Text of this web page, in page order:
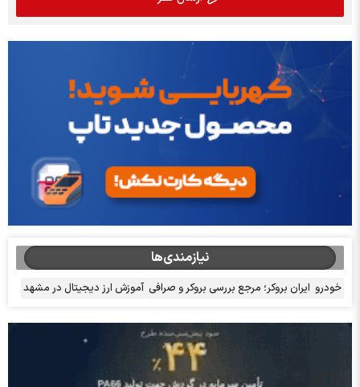
نیازمندی‌ها
خودرو ایران بروکر؛ مرجع بررسی بروکر و صرافی آموزش ارز دیجیتال در مشهد